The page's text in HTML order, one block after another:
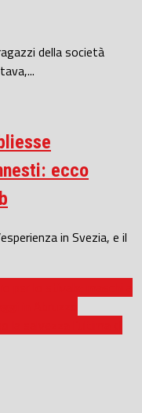
della società
ecco
in Svezia, e il